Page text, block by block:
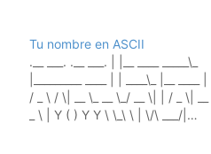
Tu nombre en ASCII
.__ ___. .__ ___. | |__ ____ _____\_
|_________ ____ | | ____\_ |__ ____
/ _ \ / \| __ \_ __ \_/ __ \| | / _ \|
_ \ | Y ( ) Y Y \ \_\ \ | \/\ ___/|…